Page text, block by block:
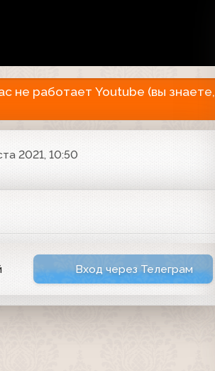
не работает Youtube (вы знаете,
2021, 10:50
Вход через Телеграм